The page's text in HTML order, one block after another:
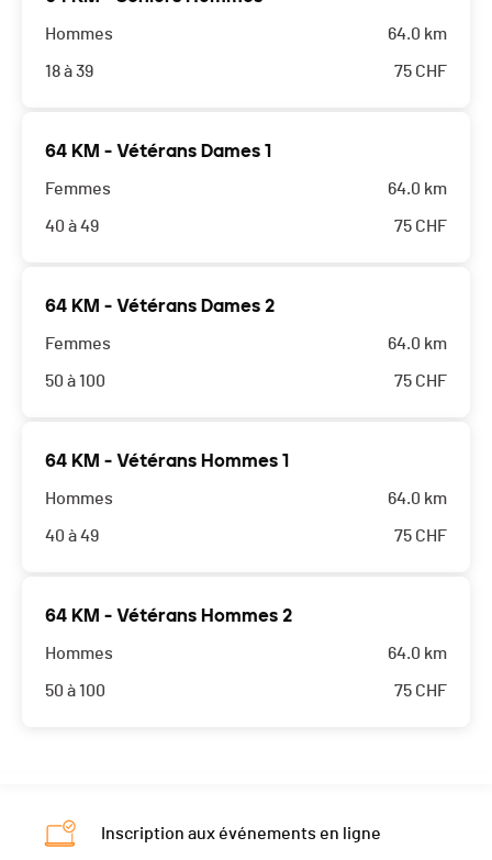
Hommes
18 à 39
64.0 km
75 CHF
64 KM - Vétérans Dames 1
Femmes
40 à 49
64.0 km
75 CHF
64 KM - Vétérans Dames 2
Femmes
50 à 100
64.0 km
75 CHF
64 KM - Vétérans Hommes 1
Hommes
40 à 49
64.0 km
75 CHF
64 KM - Vétérans Hommes 2
Hommes
50 à 100
64.0 km
75 CHF
Inscription aux événements en ligne